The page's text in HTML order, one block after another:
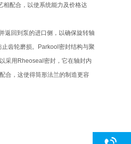
相配合，以使系统能力及价格达
返回到泵的进口侧，以确保旋转轴
齿轮磨损。Parkool密封结构与聚
采用Rheoseal密封，它在轴封内
合，这使得筒形法兰的制造更容